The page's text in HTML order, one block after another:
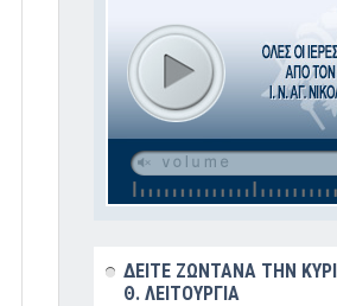
ΔΕΙΤΕ ΖΩΝΤΑΝΑ ΤΗΝ
Θ. ΛΕΙΤΟΥΡΓΙΑ